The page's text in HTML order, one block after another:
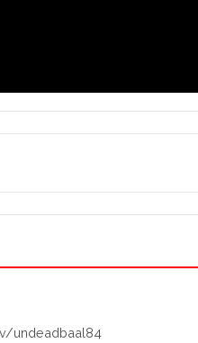
undeadbaal84